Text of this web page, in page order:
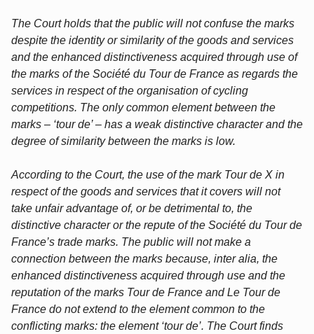
The Court holds that the public will not confuse the marks
despite the identity or similarity of the goods and services
and the enhanced distinctiveness acquired through use of
the marks of the Société du Tour de France as regards the
services in respect of the organisation of cycling
competitions. The only common element between the
marks – ‘tour de’ – has a weak distinctive character and the
degree of similarity between the marks is low.
According to the Court, the use of the mark Tour de X in
respect of the goods and services that it covers will not
take unfair advantage of, or be detrimental to, the
distinctive character or the repute of the Société du Tour de
France’s trade marks. The public will not make a
connection between the marks because, inter alia, the
enhanced distinctiveness acquired through use and the
reputation of the marks Tour de France and Le Tour de
France do not extend to the element common to the
conflicting marks: the element ‘tour de’. The Court finds